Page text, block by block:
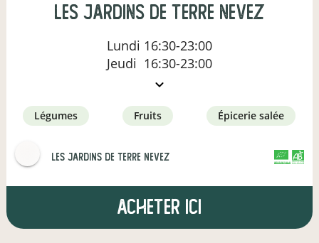
Les Jardins de Terre Nevez
Lundi 16:30-23:00
Jeudi 16:30-23:00
légumes fruits épicerie salée
Les Jardins de Terre Nevez CERTIFIÉ PAR FR-BIO-01
AGRICULTURE FRANCE
Acheter ici